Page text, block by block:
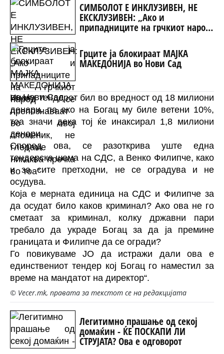
СИМБОЛОТ Е ИНКЛУЗИВЕН, НЕ
ЕКСКЛУЗИВЕН: „Ако и
припадниците на грчкиот народ
споменик, не гледаме никаква
пречка во тоа“
Грците ја блокираат МАЈКА
МАКЕДОНИЈА во Нови Сад
Инаку, тендерот бил во вредност од 18 милиони
денари, па ако на Богац му биле ветени 10%,
тоа значи дека тој ќе инаксирал 1,8 милиони
денари.
Според ова, се разоткрива уште една
тендерска шема на СДС, а Венко Филипче, како
и за сите претходни, не се оградува и не
осудува.
Која е мерната единица на СДС и Филипче за
да осудат било каков криминал? Ако ова не го
сметаат за криминал, колку државни пари
требало да украде Богац за да ја премине
границата и Филипче да се огради?
Го повикуваме ЈО да истражи дали ова е
единствениот тендер кој Богац го наместил за
време на мандатот на директор“.
© Vecer.mk, правата за текстот се на редакцијата
Легитимно прашање од секој
домаќин - ЌЕ ПОСКАПИ ЛИ
СТРУЈАТА? Ова е одговорот